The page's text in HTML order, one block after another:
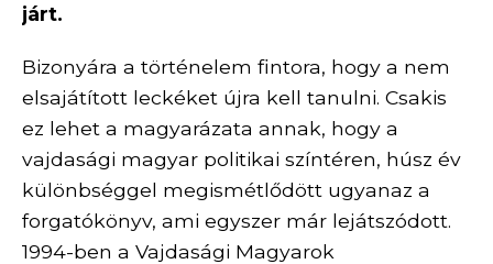
járt.
Bizonyára a történelem fintora, hogy a nem
elsajátított leckéket újra kell tanulni. Csakis
ez lehet a magyarázata annak, hogy a
vajdasági magyar politikai színtéren, húsz év
különbséggel megismétlődött ugyanaz a
forgatókönyv, ami egyszer már lejátszódott.
1994-ben a Vajdasági Magyarok